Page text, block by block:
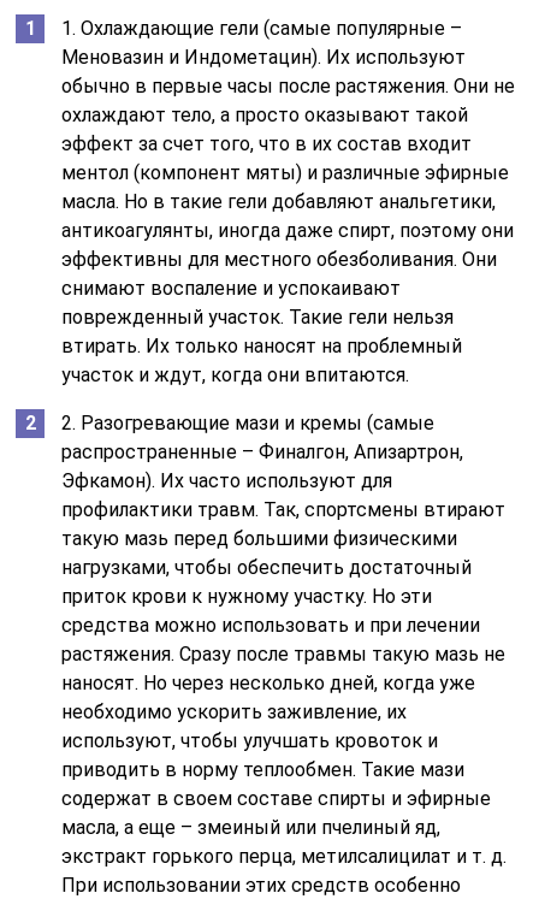
1. Охлаждающие гели (самые популярные –
Меновазин и Индометацин). Их используют
обычно в первые часы после растяжения. Они не
охлаждают тело, а просто оказывают такой
эффект за счет того, что в их состав входит
ментол (компонент мяты) и различные эфирные
масла. Но в такие гели добавляют анальгетики,
антикоагулянты, иногда даже спирт, поэтому они
эффективны для местного обезболивания. Они
снимают воспаление и успокаивают
поврежденный участок. Такие гели нельзя
втирать. Их только наносят на проблемный
участок и ждут, когда они впитаются.
2. Разогревающие мази и кремы (самые
распространенные – Финалгон, Апизартрон,
Эфкамон). Их часто используют для
профилактики травм. Так, спортсмены втирают
такую мазь перед большими физическими
нагрузками, чтобы обеспечить достаточный
приток крови к нужному участку. Но эти
средства можно использовать и при лечении
растяжения. Сразу после травмы такую мазь не
наносят. Но через несколько дней, когда уже
необходимо ускорить заживление, их
используют, чтобы улучшать кровоток и
приводить в норму теплообмен. Такие мази
содержат в своем составе спирты и эфирные
масла, а еще – змеиный или пчелиный яд,
экстракт горького перца, метилсалицилат и т. д.
При использовании этих средств особенно